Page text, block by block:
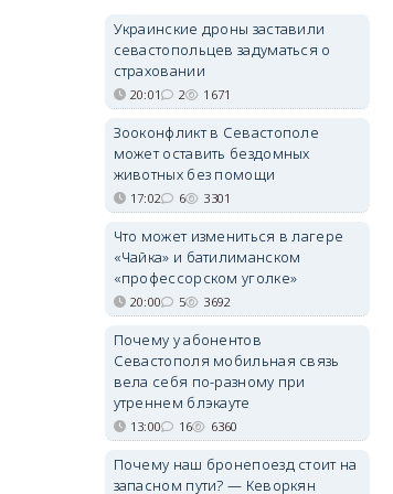
Украинские дроны заставили
севастопольцев задуматься о
страховании
20:01 2 1671
Зооконфликт в Севастополе
может оставить бездомных
животных без помощи
17:02 6 3301
Что может измениться в лагере
«Чайка» и батилиманском
«профессорском уголке»
20:00 5 3692
Почему у абонентов
Севастополя мобильная связь
вела себя по-разному при
утреннем блэкауте
13:00 16 6360
Почему наш бронепоезд стоит на
запасном пути? — Кеворкян